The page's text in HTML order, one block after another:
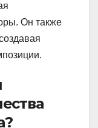
Он также